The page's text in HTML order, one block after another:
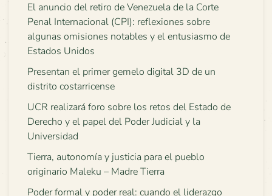
El anuncio del retiro de Venezuela de la Corte
Penal Internacional (CPI): reflexiones sobre
algunas omisiones notables y el entusiasmo de
Estados Unidos
Presentan el primer gemelo digital 3D de un
distrito costarricense
UCR realizará foro sobre los retos del Estado de
Derecho y el papel del Poder Judicial y la
Universidad
Tierra, autonomía y justicia para el pueblo
originario Maleku – Madre Tierra
Poder formal y poder real: cuando el liderazgo